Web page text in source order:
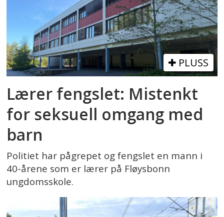
PLUSS
Lærer fengslet: Mistenkt
for seksuell omgang med
barn
Politiet har pågrepet og fengslet en mann i
40-årene som er lærer på Fløysbonn
ungdomsskole.